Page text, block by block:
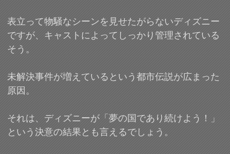
表立って物騒なシーンを見せたがらないディズニー
ですが、キャストによってしっかり管理されている
そう。
未解決事件が増えているという都市伝説が広まった
原因。
それは、ディズニーが「夢の国であり続けよう！」
という決意の結果とも言えるでしょう。